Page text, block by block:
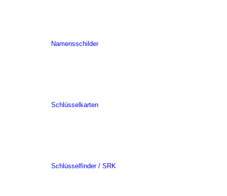
Namensschilder
Schlüsselkarten
Schlüsselfinder / SRK